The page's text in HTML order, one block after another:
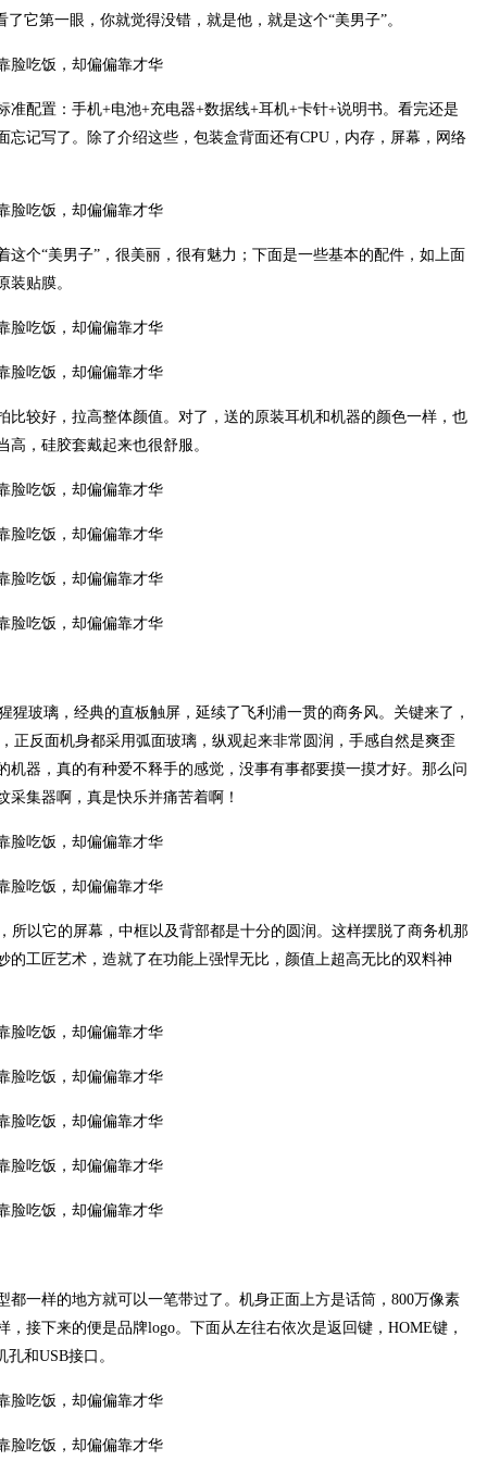
它第一眼，你就觉得没错，就是他，就是这个“美男子”。
配置：手机+电池+充电器+数据线+耳机+卡针+说明书。看完还是
忘记写了。除了介绍这些，包装盒背面还有CPU，内存，屏幕，网络
个“美男子”，很美丽，很有魅力；下面是一些基本的配件，如上面
装贴膜。
比较好，拉高整体颜值。对了，送的原装耳机和机器的颜色一样，也
，硅胶套戴起来也很舒服。
猩玻璃，经典的直板触屏，延续了飞利浦一贯的商务风。关键来了，
正反面机身都采用弧面玻璃，纵观起来非常圆润，手感自然是爽歪
机器，真的有种爱不释手的感觉，没事有事都要摸一摸才好。那么问
集器啊，真是快乐并痛苦着啊！
所以它的屏幕，中框以及背部都是十分的圆润。这样摆脱了商务机那
的工匠艺术，造就了在功能上强悍无比，颜值上超高无比的双料神
都一样的地方就可以一笔带过了。机身正面上方是话筒，800万像素
接下来的便是品牌logo。下面从左往右依次是返回键，HOME键，
和USB接口。